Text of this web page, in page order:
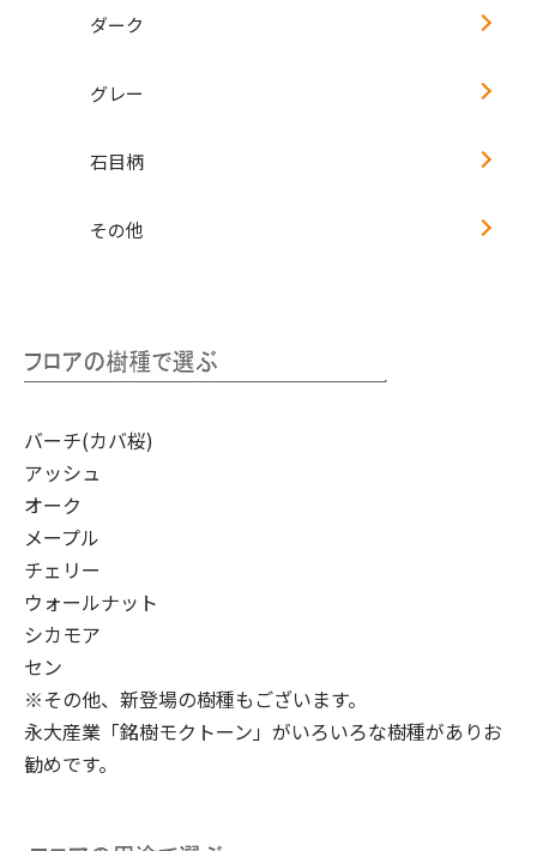
ダーク
グレー
石目柄
その他
バーチ(カバ桜)
アッシュ
オーク
メープル
チェリー
ウォールナット
シカモア
セン
※その他、新登場の樹種もございます。
永大産業「銘樹モクトーン」 がいろいろな樹種がありお
勧めです。